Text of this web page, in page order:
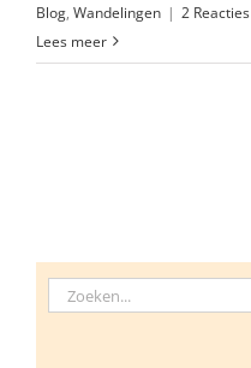
Blog, Wandelingen | 2 Reacties
Lees meer
Zoeken